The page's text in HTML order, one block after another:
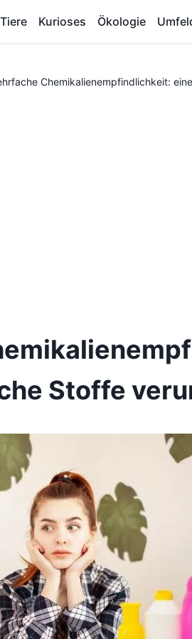
Tiere Kurioses Ökologie
Chemikalienempfindlichkeit:
Stoffe